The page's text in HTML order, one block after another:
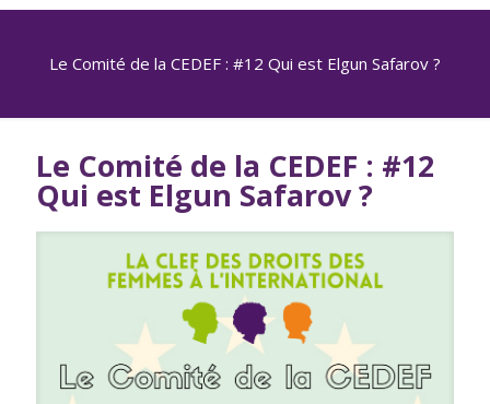
Le Comité de la CEDEF : #12 Qui est Elgun Safarov ?
Le Comité de la CEDEF : #12
Qui est Elgun Safarov ?